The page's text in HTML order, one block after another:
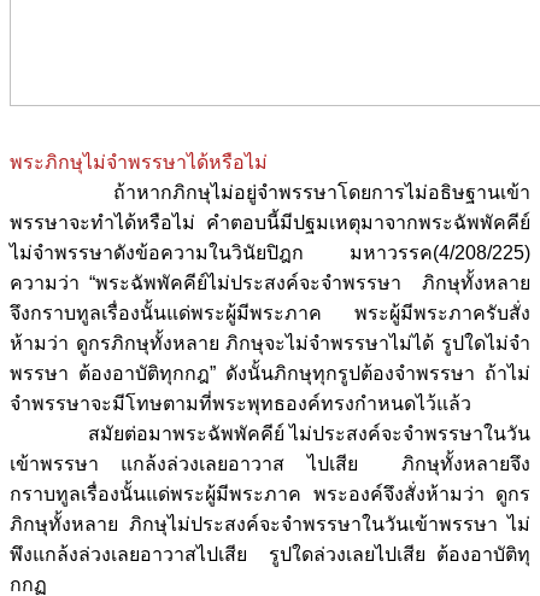
พระภิกษุไม่จำพรรษาได้หรือไม่
ถ้าหากภิกษุไม่อยู่จำพรรษาโดยการไม่อธิษฐานเข้า
พรรษาจะทำได้หรือไม่ คำตอบนี้มีปฐมเหตุมาจากพระฉัพพัคคีย์
ไม่จำพรรษาดังข้อความในวินัยปิฎก มหาวรรค(4/208/225)
ความว่า “พระฉัพพัคคีย์ไม่ประสงค์จะจำพรรษา ภิกษุทั้งหลาย
จึงกราบทูลเรื่องนั้นแด่พระผู้มีพระภาค พระผู้มีพระภาครับสั่ง
ห้ามว่า ดูกรภิกษุทั้งหลาย ภิกษุจะไม่จำพรรษาไม่ได้ รูปใดไม่จำ
พรรษา ต้องอาบัติทุกกฎ” ดังนั้นภิกษุทุกรูปต้องจำพรรษา ถ้าไม่
จำพรรษาจะมีโทษตามที่พระพุทธองค์ทรงกำหนดไว้แล้ว
สมัยต่อมาพระฉัพพัคคีย์ ไม่ประสงค์จะจำพรรษาในวัน
เข้าพรรษา แกล้งล่วงเลยอาวาส ไปเสีย ภิกษุทั้งหลายจึง
กราบทูลเรื่องนั้นแด่พระผู้มีพระภาค พระองค์จึงสั่งห้ามว่า ดูกร
ภิกษุทั้งหลาย ภิกษุไม่ประสงค์จะจำพรรษาในวันเข้าพรรษา ไม่
พึงแกล้งล่วงเลยอาวาสไปเสีย รูปใดล่วงเลยไปเสีย ต้องอาบัติทุ
กกฏ